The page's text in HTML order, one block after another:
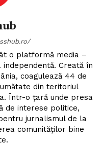
o platformă media –
Creată în
coagulează 44 de
din teritoriul
Într-o țară unde presa
de interese politice,
jurnalismul de la
comunităților bine